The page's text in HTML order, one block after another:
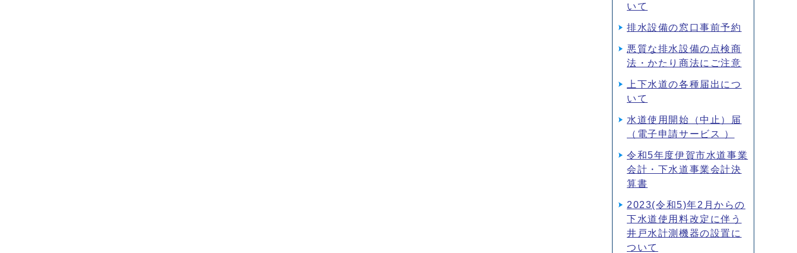
いて
排水設備の窓口事前予約
悪質な排水設備の点検商
法・かたり商法にご注意
上下水道の各種届出につ
いて
水道使用開始（中止）届
（電子申請サービス ）
令和5年度伊賀市水道事業
会計・下水道事業会計決
算書
2023(令和5)年2月からの
下水道使用料改定に伴う
井戸水計測機器の設置に
ついて